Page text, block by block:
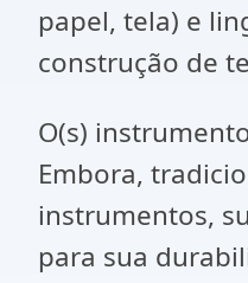
papel, tela) e
construção de
O(s)
Embora,
instrumentos,
para sua